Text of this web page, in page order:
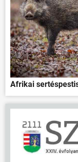
Afrikai